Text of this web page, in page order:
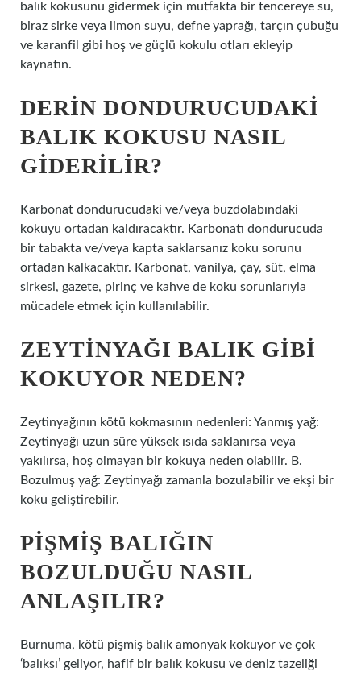
balık kokusunu gidermek için mutfakta bir tencereye su,
biraz sirke veya limon suyu, defne yaprağı, tarçın çubuğu
ve karanfil gibi hoş ve güçlü kokulu otları ekleyip
kaynatın.
DERIN DONDURUCUDAKI
BALIK KOKUSU NASIL
GIDERILIR?
Karbonat dondurucudaki ve/veya buzdolabındaki
kokuyu ortadan kaldıracaktır. Karbonatı dondurucuda
bir tabakta ve/veya kapta saklarsanız koku sorunu
ortadan kalkacaktır. Karbonat, vanilya, çay, süt, elma
sirkesi, gazete, pirinç ve kahve de koku sorunlarıyla
mücadele etmek için kullanılabilir.
ZEYTINYAĞI BALIK GIBI
KOKUYOR NEDEN?
Zeytinyağının kötü kokmasının nedenleri: Yanmış yağ:
Zeytinyağı uzun süre yüksek ısıda saklanırsa veya
yakılırsa, hoş olmayan bir kokuya neden olabilir. B.
Bozulmuş yağ: Zeytinyağı zamanla bozulabilir ve ekşi bir
koku geliştirebilir.
PIŞMIŞ BALIĞIN
BOZULDUĞU NASIL
ANLAŞILIR?
Burnuma, kötü pişmiş balık amonyak kokuyor ve çok
‘balıksı’ geliyor, hafif bir balık kokusu ve deniz tazeliği